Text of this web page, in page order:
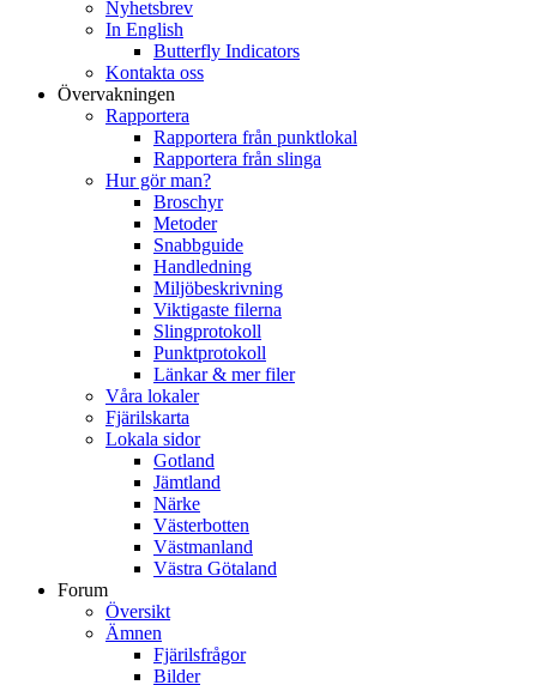
Nyhetsbrev
In English
Butterfly Indicators
Kontakta oss
Övervakningen
Rapportera
Rapportera från punktlokal
Rapportera från slinga
Hur gör man?
Broschyr
Metoder
Snabbguide
Handledning
Miljöbeskrivning
Viktigaste filerna
Slingprotokoll
Punktprotokoll
Länkar & mer filer
Våra lokaler
Fjärilskarta
Lokala sidor
Gotland
Jämtland
Närke
Västerbotten
Västmanland
Västra Götaland
Forum
Översikt
Ämnen
Fjärilsfrågor
Bilder